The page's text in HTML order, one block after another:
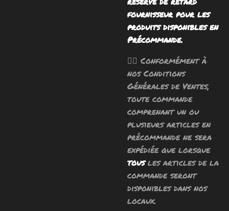
fournisseur pour les
produits disponibles en
Précommande.
🧙‍♂️ Conformément à
nos Conditions
Générales de Ventes,
toute commande
comprenant un ou
plusieurs articles en
précommande ne sera
expédiée que lorsque
tousles articles de la
commande seront
disponibles dans nos
locaux.